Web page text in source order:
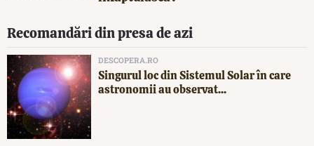
Recomandări din presa de azi
DESCOPERA.RO
Singurul loc din Sistemul Solar în care
astronomii au observat...